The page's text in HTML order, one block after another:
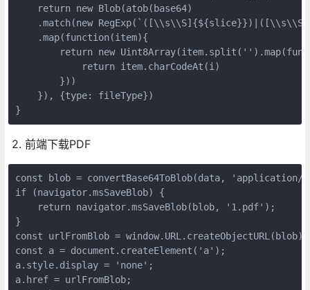
    return new Blob(atob(base64)
.match(new
    .map(function(item){
return new
            return item.charCodeAt(i)
        }))
    }), {type: fileType})
}
2. 前端下载PDF
const blob = convertBase64ToBlob(data, 'application/
if (navigator.msSaveBlob) {
    return navigator.msSaveBlob(blob, '1.pdf');
}
const urlFromBlob = window.URL.createObjectURL(blob);
const a = document.createElement('a');
a.style.display = 'none';
a.href = urlFromBlob;